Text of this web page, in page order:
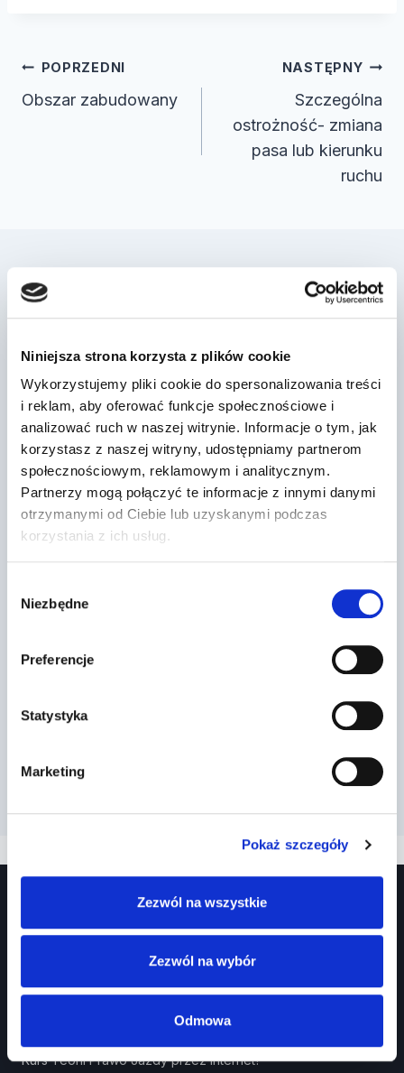
Niniejsza strona korzysta z plików cookie
Wykorzystujemy pliki cookie do spersonalizowania treści
i reklam, aby oferować funkcje społecznościowe i
analizować ruch w naszej witrynie. Informacje o tym, jak
korzystasz z naszej witryny, udostępniamy partnerom
społecznościowym, reklamowym i analitycznym.
Partnerzy mogą połączyć te informacje z innymi danymi
otrzymanymi od Ciebie lub uzyskanymi podczas
korzystania z ich usług.
zgody
Niezbędne
Preferencje
Statystyka
Marketing
Pokaż szczegóły
Zezwól na wszystkie
Zezwól na wybór
Odmowa
Nawigacja
wpisu
POPRZEDNI
Obszar zabudowany
NASTĘPNY
Szczególna
ostrożność- zmiana
pasa lub kierunku
ruchu
Podobne wpisy
najbliższy widoczny znak
zobowiązuje do jazdy …
Przez 2022-03-13
Kurs Teorii Prawo Jazdy przez Internet?